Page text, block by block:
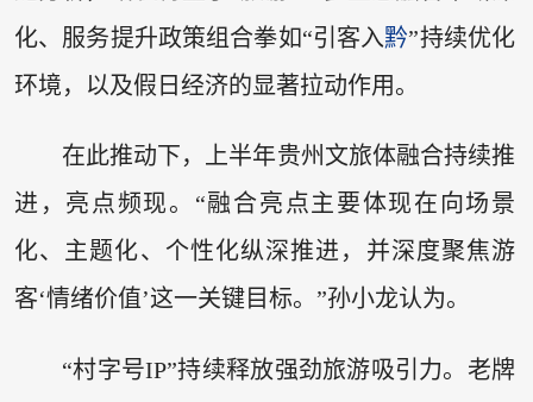
化、服务提升政策组合拳如“引客入黔”持续优化
环境，以及假日经济的显著拉动作用。
在此推动下，上半年贵州文旅体融合持续推
进，亮点频现。“融合亮点主要体现在向场景
化、主题化、个性化纵深推进，并深度聚焦游
客‘情绪价值’这一关键目标。”孙小龙认为。
“村字号IP”持续释放强劲旅游吸引力。老牌